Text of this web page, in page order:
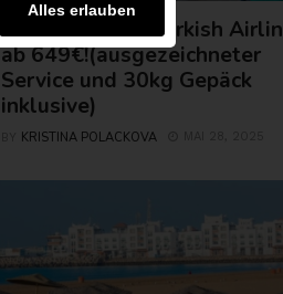
Malediven mit Turkish
ab 649€!(ausgezeichneter
Service und 30kg Gepäck
inklusive)
KRISTINA POLACKOVA
Alles erlauben